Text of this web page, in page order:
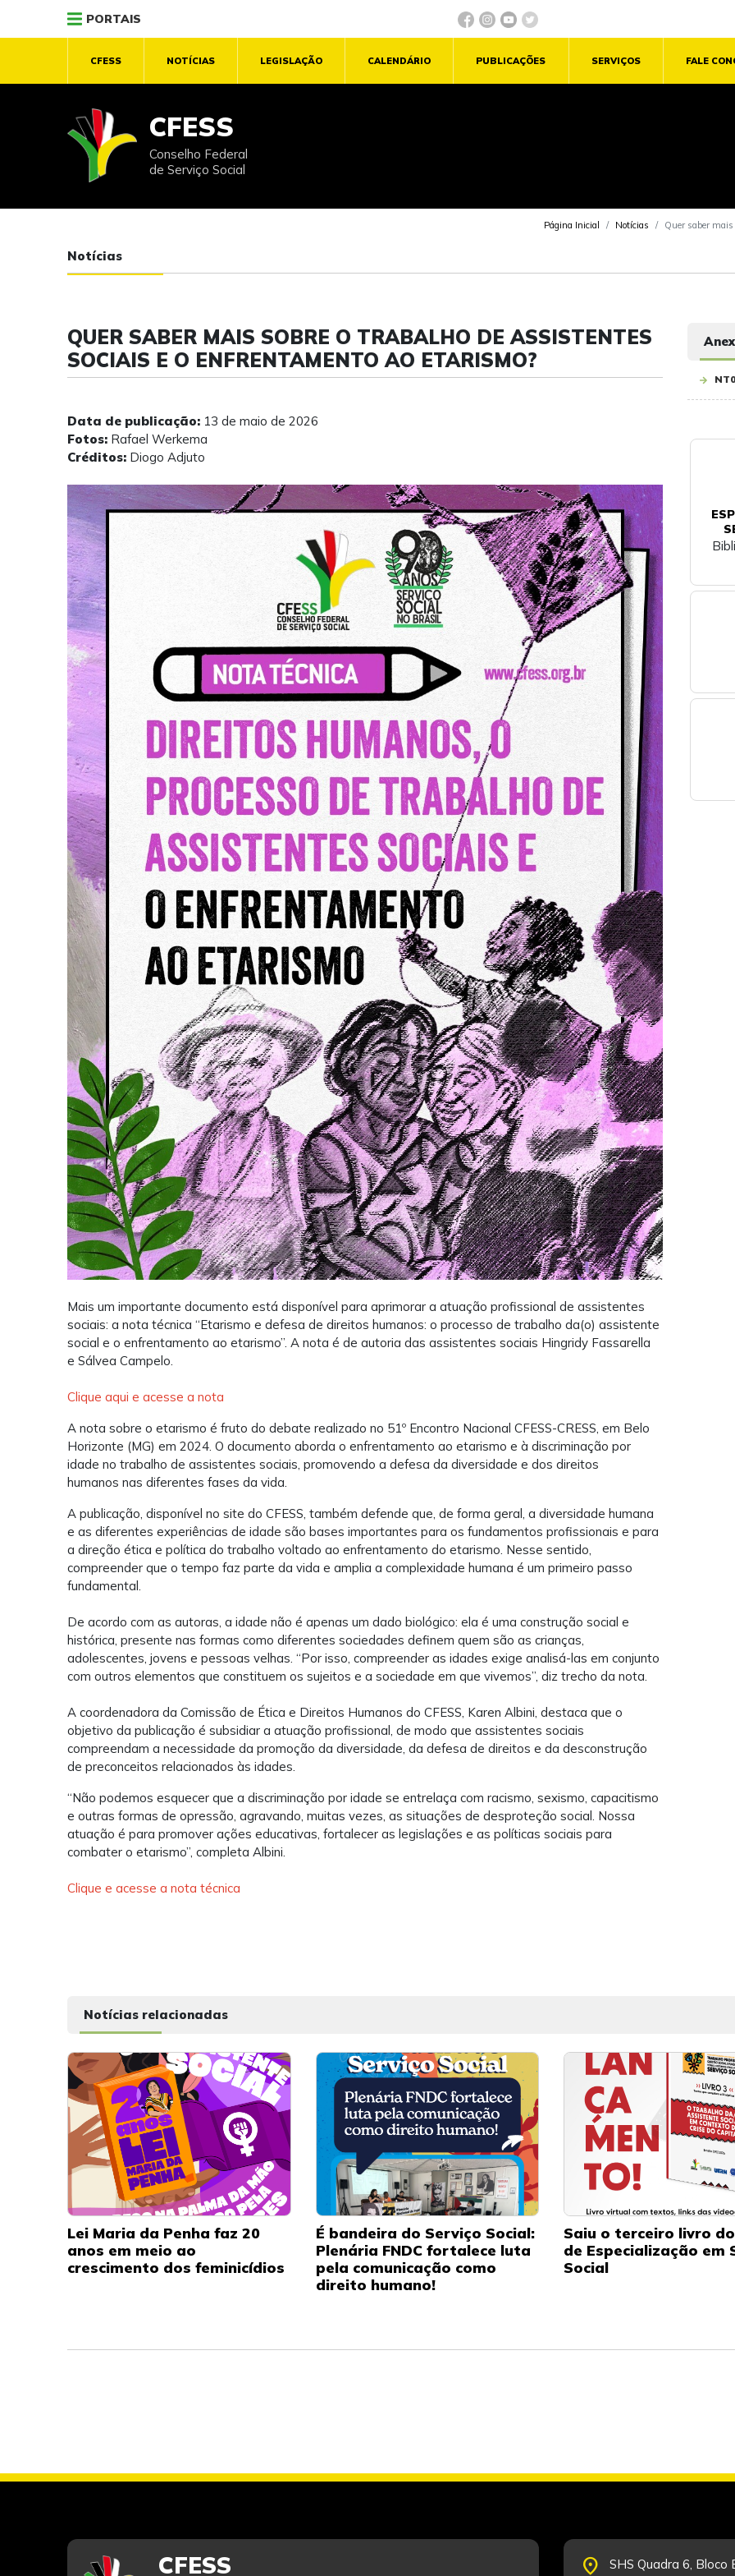
PORTAIS
CFESS NOTÍCIAS LEGISLAÇÃO CALENDÁRIO PUBLICAÇÕES SERVIÇOS FALE
CFESS
Conselho Federal
de Serviço Social
Página Inicial Notícias Quer saber
Notícias
QUER SABER MAIS SOBRE O TRABALHO DE ASSISTENTES
SOCIAIS E O ENFRENTAMENTO AO ETARISMO?
Data de publicação: 13 de maio de 2026
Fotos: Rafael Werkema
Créditos: Diogo Adjuto
Mais um importante documento está disponível para aprimorar a atuação profissional de assistentes
sociais: a nota técnica “Etarismo e defesa de direitos humanos: o processo de trabalho da(o) assistente
social e o enfrentamento ao etarismo”. A nota é de autoria das assistentes sociais Hingridy Fassarella
e Sálvea Campelo.
Clique aqui e acesse a nota
A nota sobre o etarismo é fruto do debate realizado no 51º Encontro Nacional CFESS-CRESS, em Belo
Horizonte (MG) em 2024. O documento aborda o enfrentamento ao etarismo e à discriminação por
idade no trabalho de assistentes sociais, promovendo a defesa da diversidade e dos direitos
humanos nas diferentes fases da vida.
A publicação, disponível no site do CFESS, também defende que, de forma geral, a diversidade humana
e as diferentes experiências de idade são bases importantes para os fundamentos profissionais e para
a direção ética e política do trabalho voltado ao enfrentamento do etarismo. Nesse sentido,
compreender que o tempo faz parte da vida e amplia a complexidade humana é um primeiro passo
fundamental.
De acordo com as autoras, a idade não é apenas um dado biológico: ela é uma construção social e
histórica, presente nas formas como diferentes sociedades definem quem são as crianças,
adolescentes, jovens e pessoas velhas. “Por isso, compreender as idades exige analisá-las em conjunto
com outros elementos que constituem os sujeitos e a sociedade em que vivemos”, diz trecho da nota.
A coordenadora da Comissão de Ética e Direitos Humanos do CFESS, Karen Albini, destaca que o
objetivo da publicação é subsidiar a atuação profissional, de modo que assistentes sociais
compreendam a necessidade da promoção da diversidade, da defesa de direitos e da desconstrução
de preconceitos relacionados às idades.
“Não podemos esquecer que a discriminação por idade se entrelaça com racismo, sexismo, capacitismo
e outras formas de opressão, agravando, muitas vezes, as situações de desproteção social. Nossa
atuação é para promover ações educativas, fortalecer as legislações e as políticas sociais para
combater o etarismo”, completa Albini.
Clique e acesse a nota técnica
Notícias relacionadas
Lei Maria da Penha faz 20
anos em meio ao
crescimento dos feminicídios
É bandeira do Serviço Social:
Plenária FNDC fortalece luta
pela comunicação como
direito humano!
Saiu o terceiro livro
de Especialização em
Social
CFESS place
SHS Quadra 6, Bloco